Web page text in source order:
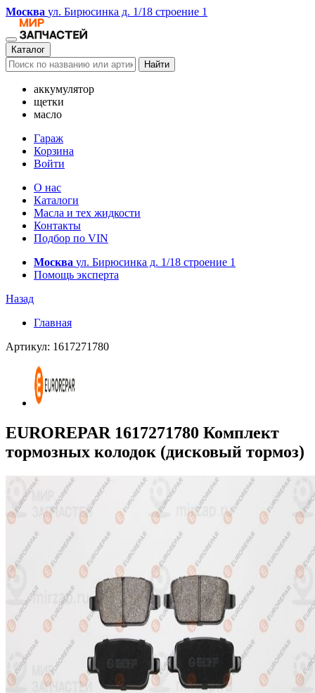
Москва ул. Бирюсинка д. 1/18 строение 1
Каталог
Найти
аккумулятор
щетки
масло
Гараж
Корзина
Войти
О нас
Каталоги
Масла и тех жидкости
Контакты
Подбор по VIN
Москва ул. Бирюсинка д. 1/18 строение 1
Помощь эксперта
Назад
Главная
Артикул: 1617271780
EUROREPAR 1617271780 Комплект
тормозных колодок (дисковый тормоз)